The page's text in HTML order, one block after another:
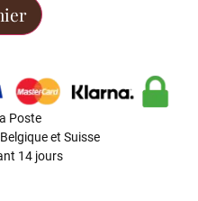
Poste
et Suisse
14 jours